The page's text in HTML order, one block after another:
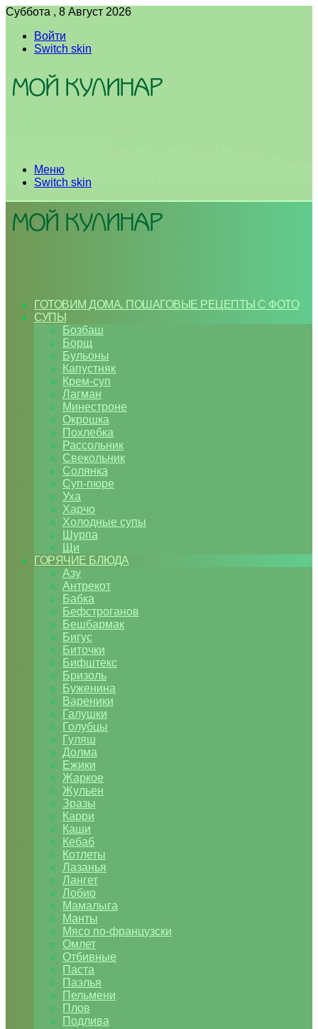
Суббота , 8 Август 2026
Войти
Switch skin
Меню
Switch skin
ГОТОВИМ ДОМА. ПОШАГОВЫЕ РЕЦЕПТЫ С ФОТО
СУПЫ
Бозбаш
Борщ
Бульоны
Капустняк
Крем-суп
Лагман
Минестроне
Окрошка
Похлебка
Рассольник
Свекольник
Солянка
Суп-пюре
Уха
Харчо
Холодные супы
Шурпа
Щи
ГОРЯЧИЕ БЛЮДА
Азу
Антрекот
Бабка
Бефстроганов
Бешбармак
Бигус
Биточки
Бифштекс
Бризоль
Буженина
Вареники
Галушки
Голубцы
Гуляш
Долма
Ежики
Жаркое
Жульен
Зразы
Карри
Каши
Кебаб
Котлеты
Лазанья
Лангет
Лобио
Мамалыга
Манты
Мясо по-французски
Омлет
Отбивные
Паста
Паэлья
Пельмени
Плов
Подлива